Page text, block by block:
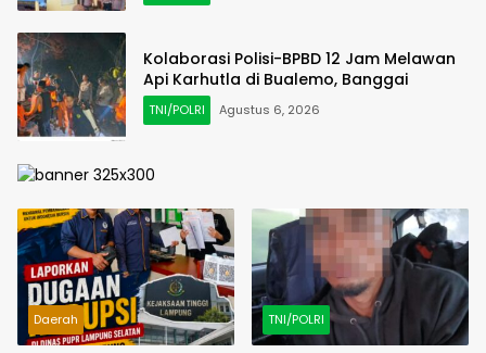
Kolaborasi Polisi-BPBD 12 Jam Melawan
Api Karhutla di Bualemo, Banggai
TNI/POLRI Agustus 6, 2026
Daerah TNI/POLRI